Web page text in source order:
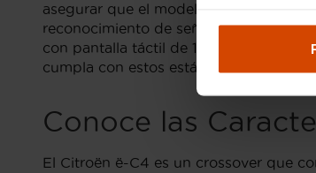
asegurar que el modelo cuente con
reconocimiento de señales de tráfico.
con pantalla táctil de 10 pulgadas son
cumpla con estos estándares antes de
Conoce las
El Citroën ë-C4 es un crossover que